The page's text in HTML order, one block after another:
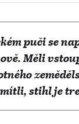
puči se
Měli
stihl je